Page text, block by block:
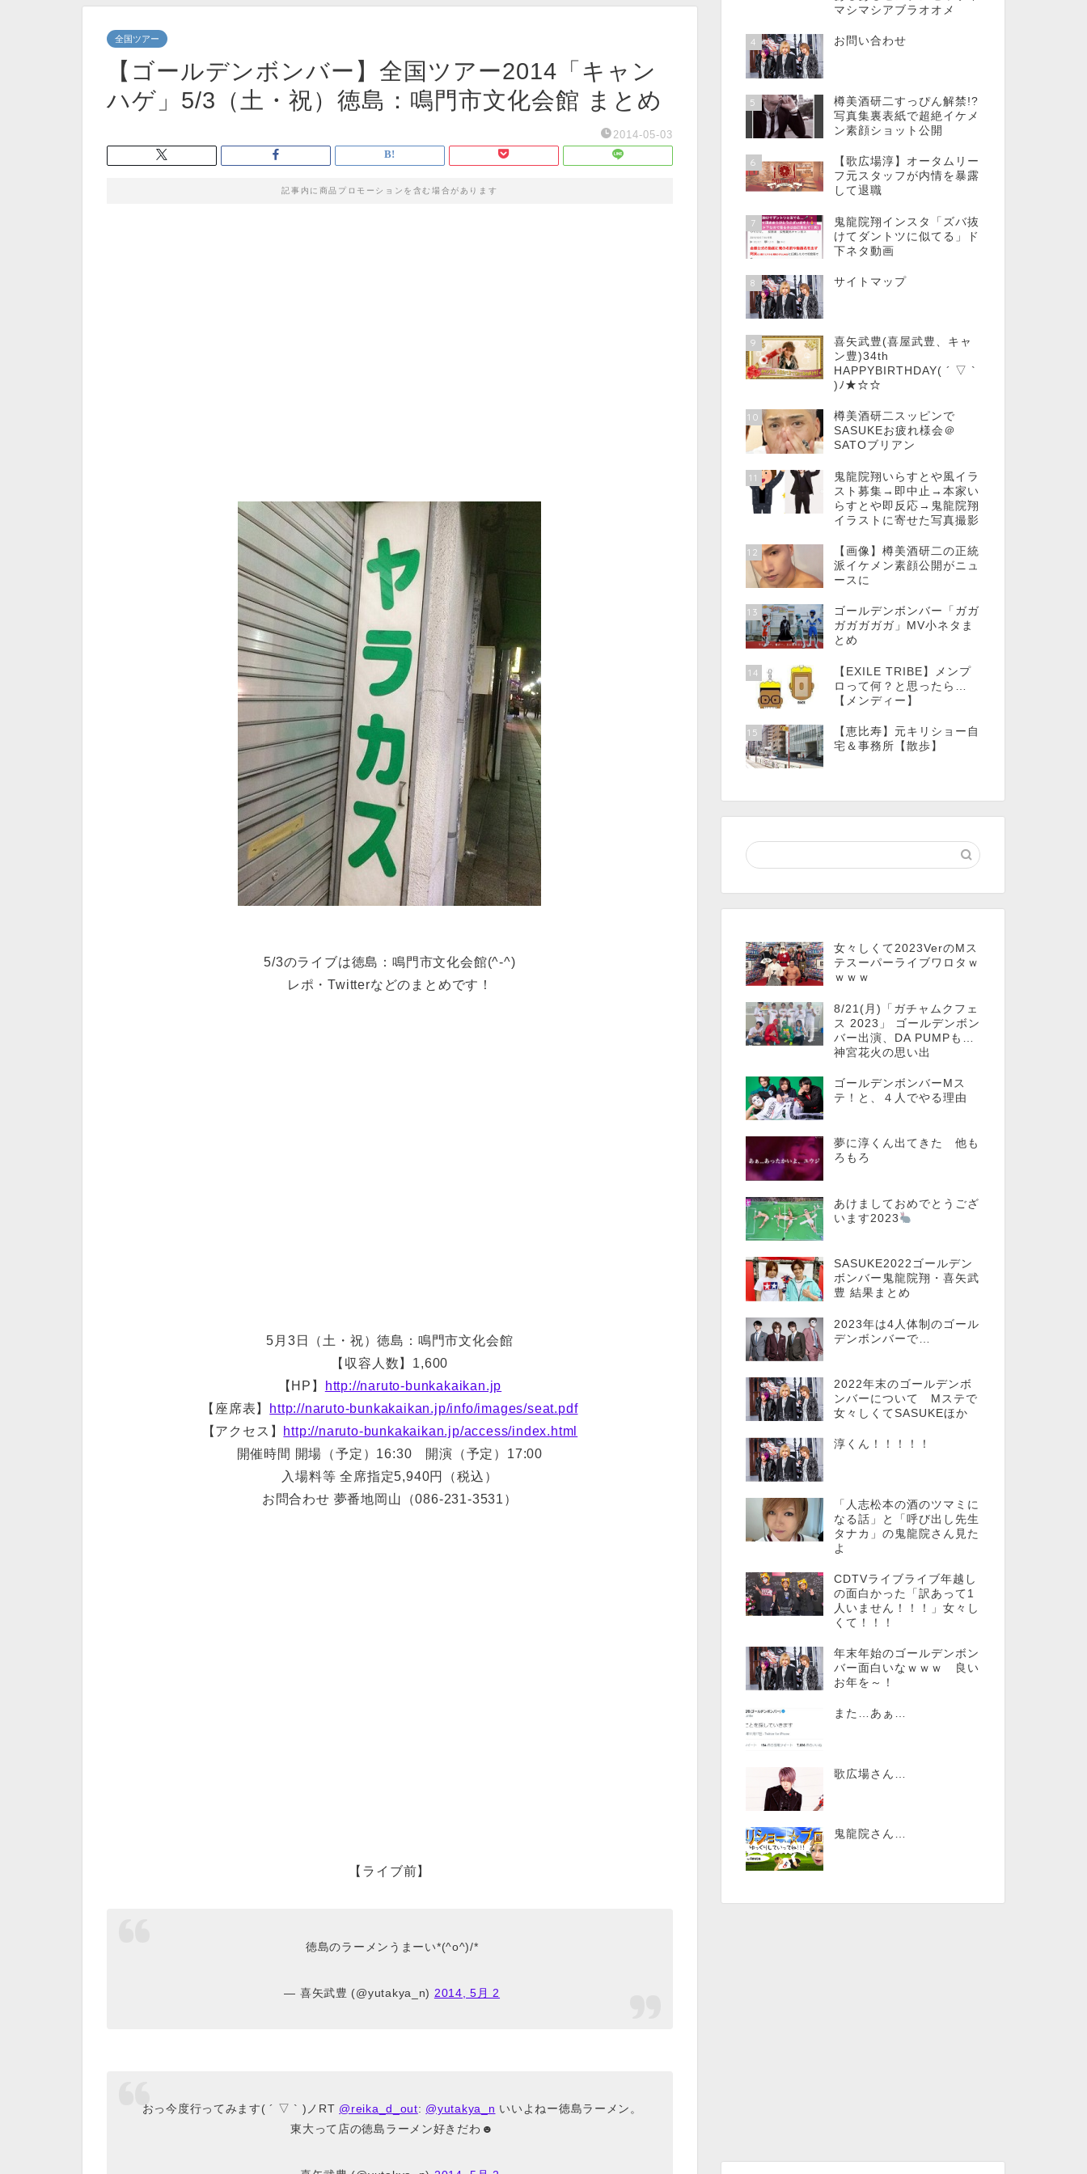
全国ツアー
【ゴールデンボンバー】全国ツアー2014「キャン
ハゲ」5/3（土・祝）徳島：鳴門市文化会館 まとめ
2014-05-03
記事内に商品プロモーションを含む場合があります
5/3のライブは徳島：鳴門市文化会館(^-^)
レポ・Twitterなどのまとめです！
5月3日（土・祝）徳島：鳴門市文化会館
【収容人数】1,600
【HP】
http://naruto-bunkakaikan.jp
【座席表】
http://naruto-bunkakaikan.jp/info/images/seat.pdf
【アクセス】 http://naruto-bunkakaikan.jp/access/index.html
開催時間 開場（予定）16:30 開演（予定）17:00
入場料等 全席指定5,940円（税込）
お問合わせ 夢番地岡山（086-231-3531）
【ライブ前】
徳島のラーメンうまーい*(^o^)/*
— 喜矢武豊 (@yutakya_n) 2014, 5月 2
おっ今度行ってみます( ´ ▽ ` )ノRT @reika_d_out: @yutakya_n いいよねー徳島ラーメン。
東大って店の徳島ラーメン好きだわ☻
マシマシアブラオオメ
4 お問い合わせ
5
樽美酒研二すっぴん解禁!?
写真集裏表紙で超絶イケメ
ン素顔ショット公開
6
【歌広場淳】オータムリー
フ元スタッフが内情を暴露
して退職
7
鬼龍院翔インスタ「ズバ抜
けてダントツに似てる」ド
下ネタ動画
8 サイトマップ
9
喜矢武豊(喜屋武豊、キャ
ン豊)34th
HAPPYBIRTHDAY( ´ ▽ `
)ﾉ★☆☆
10
樽美酒研二スッピンで
SASUKEお疲れ様会＠
SATOブリアン
11
鬼龍院翔いらすとや風イラ
スト募集→即中止→本家い
らすとや即反応→鬼龍院翔
イラストに寄せた写真撮影
12
【画像】樽美酒研二の正統
派イケメン素顔公開がニュ
ースに
13
ゴールデンボンバー「ガガ
ガガガガガ」MV小ネタま
とめ
14
【EXILE TRIBE】メンプ
ロって何？と思ったら…
【メンディー】
15
【恵比寿】元キリショー自
宅＆事務所【散歩】
女々しくて2023VerのMス
テスーパーライブワロタｗ
ｗｗｗ
8/21(月)「ガチャムクフェ
ス 2023」 ゴールデンボン
バー出演、DA PUMPも…
神宮花火の思い出
ゴールデンボンバーMス
テ！と、４人でやる理由
夢に淳くん出てきた 他も
ろもろ
あけましておめでとうござ
います2023
SASUKE2022ゴールデン
ボンバー鬼龍院翔・喜矢武
豊 結果まとめ
2023年は4人体制のゴール
デンボンバーで…
2022年末のゴールデンボ
ンバーについて Mステで
女々しくてSASUKEほか
淳くん！！！！！
「人志松本の酒のツマミに
なる話」と「呼び出し先生
タナカ」の鬼龍院さん見た
よ
CDTVライブライブ年越し
の面白かった「訳あって1
人いません！！！」女々し
くて！！！
年末年始のゴールデンボン
バー面白いなｗｗｗ 良い
お年を～！
また…あぁ…
歌広場さん…
鬼龍院さん…